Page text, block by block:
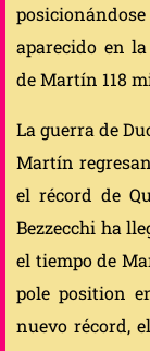
aparecido en
de Martín 118
La guerra de
Martín
el récord de
Bezzecchi ha
el tiempo de
pole position
nuevo récord,